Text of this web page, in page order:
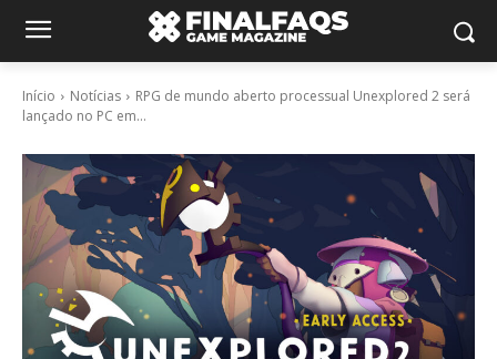
Início Notícias
RPG de mundo aberto processual Unexplored 2 será
lançado no PC em...